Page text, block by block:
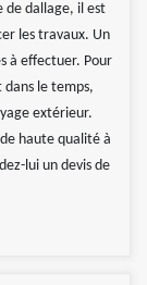
de dallage, il est
les travaux. Un
à effectuer. Pour
dans le temps,
extérieur.
haute qualité à
lui un devis de